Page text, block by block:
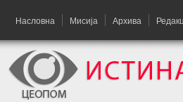
Насловна Мисија Архива